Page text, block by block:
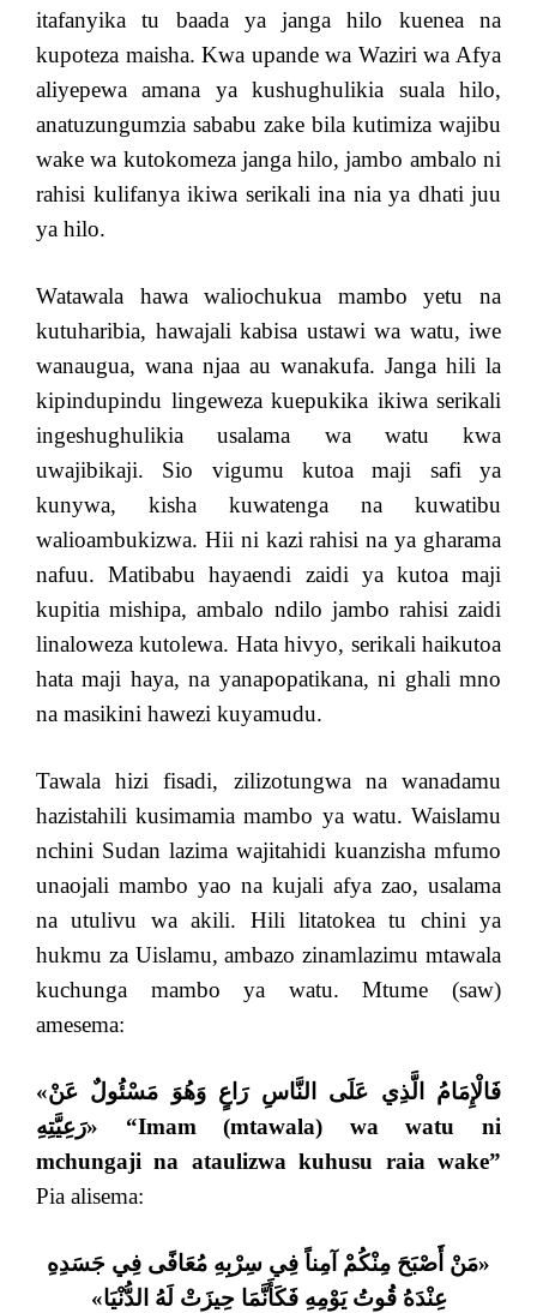
itafanyika tu baada ya janga hilo kuenea na
kupoteza maisha. Kwa upande wa Waziri wa Afya
aliyepewa amana ya kushughulikia suala hilo,
anatuzungumzia sababu zake bila kutimiza wajibu
wake wa kutokomeza janga hilo, jambo ambalo ni
rahisi kulifanya ikiwa serikali ina nia ya dhati juu
ya hilo.
Watawala hawa waliochukua mambo yetu na
kutuharibia, hawajali kabisa ustawi wa watu, iwe
wanaugua, wana njaa au wanakufa. Janga hili la
kipindupindu lingeweza kuepukika ikiwa serikali
ingeshughulikia usalama wa watu kwa
uwajibikaji. Sio vigumu kutoa maji safi ya
kunywa, kisha kuwatenga na kuwatibu
walioambukizwa. Hii ni kazi rahisi na ya gharama
nafuu. Matibabu hayaendi zaidi ya kutoa maji
kupitia mishipa, ambalo ndilo jambo rahisi zaidi
linaloweza kutolewa. Hata hivyo, serikali haikutoa
hata maji haya, na yanapopatikana, ni ghali mno
na masikini hawezi kuyamudu.
Tawala hizi fisadi, zilizotungwa na wanadamu
hazistahili kusimamia mambo ya watu. Waislamu
nchini Sudan lazima wajitahidi kuanzisha mfumo
unaojali mambo yao na kujali afya zao, usalama
na utulivu wa akili. Hili litatokea tu chini ya
hukmu za Uislamu, ambazo zinamlazimu mtawala
kuchunga mambo ya watu. Mtume (saw)
amesema:
«فَالْإِمَامُ الَّذِي عَلَى النَّاسِ رَاعٍ وَهُوَ مَسْئُولٌ عَنْ
رَعِيَّتِهِ»
“Imam (mtawala) wa watu ni
mchungaji na ataulizwa kuhusu raia wake”
Pia alisema:
«مَنْ أَصْبَحَ مِنْكُمْ آمِناً فِي سِرْبِهِ مُعَافًى فِي جَسَدِهِ
عِنْدَهُ قُوتُ يَوْمِهِ فَكَأَنَّمَا حِيزَتْ لَهُ الدُّنْيَا»